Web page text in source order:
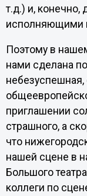
т.д.) и, конечно,
исполняющими
Поэтому в
нами сделана
небезуспешная,
приглашении
страшного, а
что
нашей сцене в
Большого
коллеги по